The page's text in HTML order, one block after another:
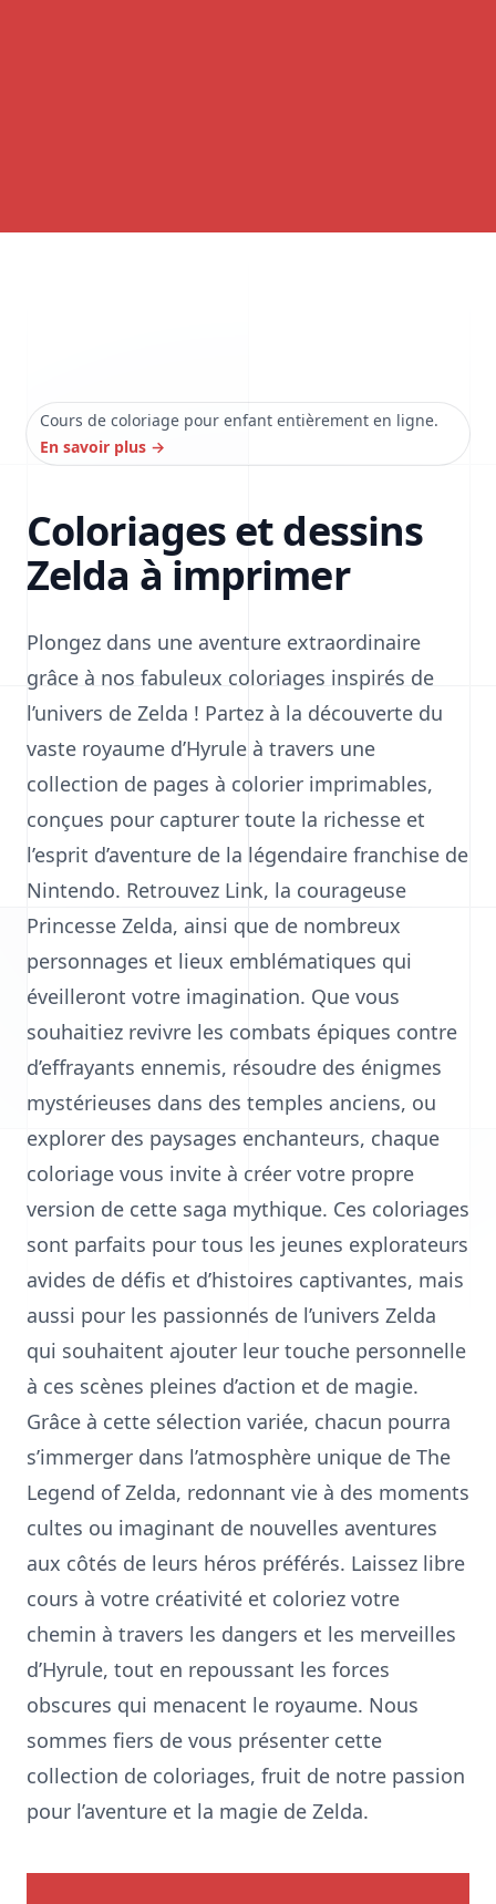
Cours de coloriage pour enfant entièrement en ligne.
En savoir plus →
Coloriages et dessins
Zelda à imprimer
Plongez dans une aventure extraordinaire
grâce à nos fabuleux coloriages inspirés de
l’univers de Zelda ! Partez à la découverte du
vaste royaume d’Hyrule à travers une
collection de pages à colorier imprimables,
conçues pour capturer toute la richesse et
l’esprit d’aventure de la légendaire franchise de
Nintendo. Retrouvez Link, la courageuse
Princesse Zelda, ainsi que de nombreux
personnages et lieux emblématiques qui
éveilleront votre imagination. Que vous
souhaitiez revivre les combats épiques contre
d’effrayants ennemis, résoudre des énigmes
mystérieuses dans des temples anciens, ou
explorer des paysages enchanteurs, chaque
coloriage vous invite à créer votre propre
version de cette saga mythique. Ces coloriages
sont parfaits pour tous les jeunes explorateurs
avides de défis et d’histoires captivantes, mais
aussi pour les passionnés de l’univers Zelda
qui souhaitent ajouter leur touche personnelle
à ces scènes pleines d’action et de magie.
Grâce à cette sélection variée, chacun pourra
s’immerger dans l’atmosphère unique de The
Legend of Zelda, redonnant vie à des moments
cultes ou imaginant de nouvelles aventures
aux côtés de leurs héros préférés. Laissez libre
cours à votre créativité et coloriez votre
chemin à travers les dangers et les merveilles
d’Hyrule, tout en repoussant les forces
obscures qui menacent le royaume. Nous
sommes fiers de vous présenter cette
collection de coloriages, fruit de notre passion
pour l’aventure et la magie de Zelda.